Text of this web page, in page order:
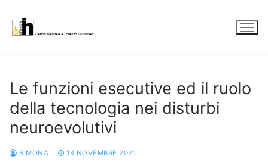
contenuto
Le funzioni esecutive ed il ruolo
della tecnologia nei disturbi
neuroevolutivi
SIMONA 14 NOVEMBRE 2021